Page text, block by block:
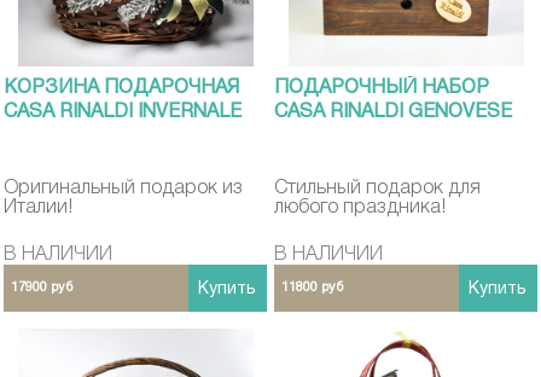
КОРЗИНА ПОДАРОЧНАЯ
CASA RINALDI INVERNALE
Оригинальный подарок из
Италии!
В НАЛИЧИИ
17900 руб Купить
ПОДАРОЧНЫЙ НАБОР
CASA RINALDI GENOVESE
Стильный подарок для
любого праздника!
В НАЛИЧИИ
11800 руб Купить